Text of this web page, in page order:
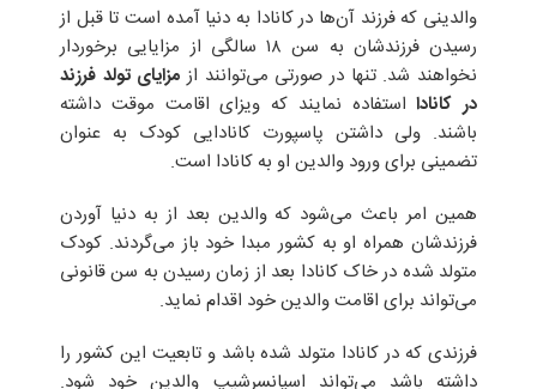
والدینی که فرزند آن‌ها در کانادا به دنیا آمده است تا قبل از
رسیدن فرزندشان به سن ۱۸ سالگی از مزایایی برخوردار
نخواهند شد. تنها در صورتی می‌توانند از مزایای تولد فرزند
در کانادااستفاده نمایند که ویزای اقامت موقت داشته
باشند. ولی داشتن پاسپورت کانادایی کودک به عنوان
تضمینی برای ورود والدین او به کانادا است.
همین امر باعث می‌شود که والدین بعد از به دنیا آوردن
فرزندشان همراه او به کشور مبدا خود باز‌ می‌گردند. کودک
متولد شده در خاک کانادا بعد از زمان رسیدن به سن قانونی
می‌تواند برای اقامت والدین خود اقدام نماید.
فرزندی که در کانادا متولد شده باشد و تابعیت این کشور را
داشته باشد می‌تواند اسپانسرشیپ والدین خود شود.